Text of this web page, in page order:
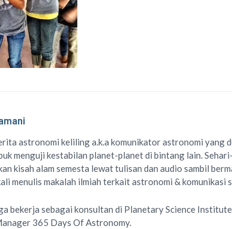
astronomi kelilinga.k.akomunikator astronomi yang
menguji kestabilan planet-planet di bintang lain.
kisah alam semesta lewattulisandanaudio sambil
menulismakalah ilmiah terkait astronomi &komunikasi
bekerja sebagai konsultan di Planetary Science Institute
365 Days Of Astronomy.